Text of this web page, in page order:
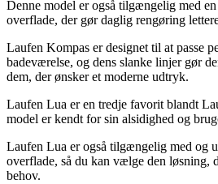
Denne model er også tilgængelig med
overflade, der gør daglig rengøring
Laufen Kompas er designet til at passe
badeværelse, og dens slanke linjer gør
dem, der ønsker et moderne udtryk.
Laufen Lua er en tredje favorit blandt
model er kendt for sin alsidighed og
Laufen Lua er også tilgængelig med og
overflade, så du kan vælge den løsning,
behov.